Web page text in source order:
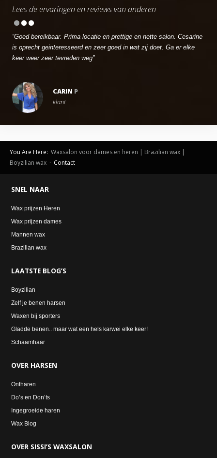
Lees de ervaringen en reviews van anderen
“Goed bereikbaar. Prima locatie en prettige en nette salon. Cesarine
is oprecht geinteresseerd en zeer goed in wat zij doet. Ga er elke
keer weer zeer tevreden weg”
CARIN P
klant
You Are Here: Waxsalon voor dames en heren | Brazilian wax |
Boyzilian wax · Contact
SNEL NAAR
Wax prijzen Heren
Wax prijzen dames
Mannen wax
Brazilian wax
LAATSTE BLOG’S
Boyzilian
Zelf je benen harsen
Waxen bij sporters
Gladde benen.. maar wat een hels karwei elke keer!
Schaamhaar
OVER HARSEN
Ontharen
Do’s en Don’ts
Ingegroeide haren
Wax Blog
OVER SISSI’S WAXSALON